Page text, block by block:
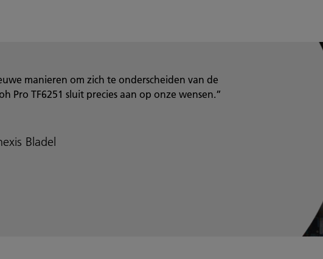
manieren om zich te onderscheiden van de
Pro TF6251 sluit precies aan op onze wensen.”
Bladel